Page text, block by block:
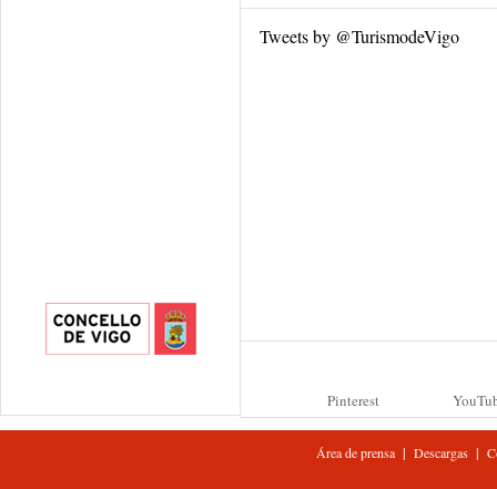
Tweets by @TurismodeVigo
Pinterest
Área de prensa| Descargas|